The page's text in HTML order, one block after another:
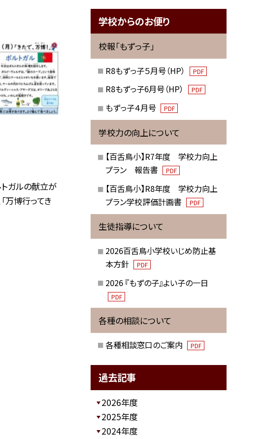
ガルの献立が
万博行ってき
学校からのお便り
校報「もずっ子」
R8もずっ子５月号（HP） PDF
R8もずっ子6月号（HP） PDF
もずっ子４月号 PDF
学校力の向上について
【百舌鳥小】R7年度 学校力向上
プラン 報告書
PDF
【百舌鳥小】R8年度 学校力向上
プラン学校評価計画書
PDF
生徒指導について
2026百舌鳥小学校いじめ防止基
本方針
PDF
2026 『もずの子』よい子の一日
PDF
各種の相談について
各種相談窓口のご案内 PDF
過去記事
2026年度
2025年度
2024年度